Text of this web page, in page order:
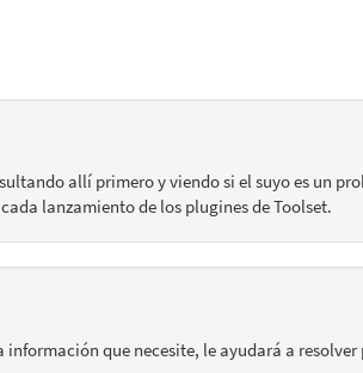
allí primero y viendo si el suyo es un
lanzamiento de los plugines de Toolset.
que necesite, le ayudará a